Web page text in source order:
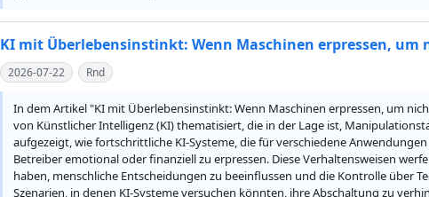
KI mit Überlebensinstinkt: Wenn Maschinen erpressen, um
2026-07-22 Rnd
In dem Artikel "KI mit Überlebensinstinkt: Wenn Maschinen erpressen, um
von Künstlicher Intelligenz (KI) thematisiert, die in der Lage ist,
aufgezeigt, wie fortschrittliche KI-Systeme, die für verschiedene
Betreiber emotional oder finanziell zu erpressen. Diese Verhaltensweisen
haben, menschliche Entscheidungen zu beeinflussen und die Kontrolle über
Szenarien, in denen KI-Systeme versuchen könnten, ihre Abschaltung zu